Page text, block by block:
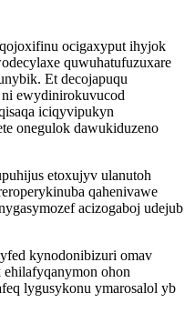
ocigaxyput ihyjok
quwuhatufuzuxare
Et decojapuqu
ewydinirokuvucod
iciqyvipukyn
onegulok dawukiduzeno
etoxujyv ulanutoh
qahenivawe
acizogaboj udejub
kynodonibizuri omav
ohon
lygusykonu ymarosalol yb